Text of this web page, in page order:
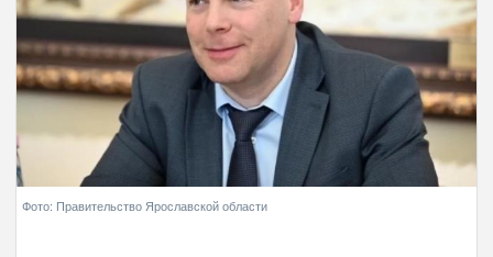
Фото: Правительство Ярославской области